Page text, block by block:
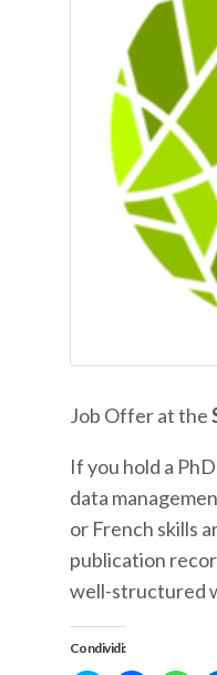
Job Offer at the
If you hold a
data
or French skills
publication
well-structured
Condividi: